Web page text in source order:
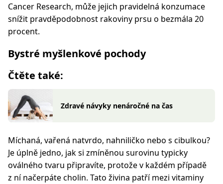
Cancer Research, může jejich pravidelná konzumace
snížit pravděpodobnost rakoviny prsu o bezmála 20
procent.
Bystré myšlenkové pochody
Čtěte také:
Zdravé návyky nenáročné na čas
Míchaná, vařená natvrdo, nahniličko nebo s cibulkou?
Je úplně jedno, jak si zmíněnou surovinu typicky
oválného tvaru připravíte, protože v každém případě
z ní načerpáte cholin. Tato živina patří mezi vitaminy